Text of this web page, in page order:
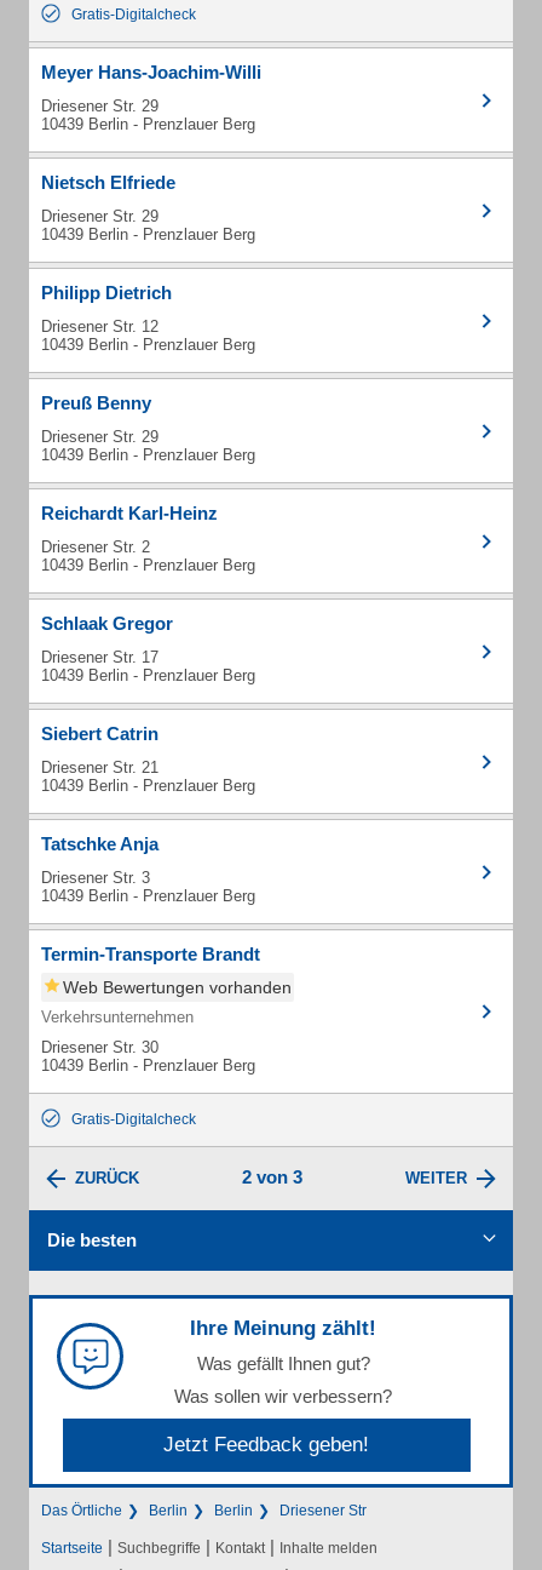
Gratis-Digitalcheck
Meyer Hans-Joachim-Willi
Driesener Str. 29
10439 Berlin - Prenzlauer Berg
Nietsch Elfriede
Driesener Str. 29
10439 Berlin - Prenzlauer Berg
Philipp Dietrich
Driesener Str. 12
10439 Berlin - Prenzlauer Berg
Preuß Benny
Driesener Str. 29
10439 Berlin - Prenzlauer Berg
Reichardt Karl-Heinz
Driesener Str. 2
10439 Berlin - Prenzlauer Berg
Schlaak Gregor
Driesener Str. 17
10439 Berlin - Prenzlauer Berg
Siebert Catrin
Driesener Str. 21
10439 Berlin - Prenzlauer Berg
Tatschke Anja
Driesener Str. 3
10439 Berlin - Prenzlauer Berg
Termin-Transporte Brandt
Web Bewertungen vorhanden
Verkehrsunternehmen
Driesener Str. 30
10439 Berlin - Prenzlauer Berg
Gratis-Digitalcheck
ZURÜCK 2 von 3 WEITER
Die besten
Ihre Meinung zählt!
Was gefällt Ihnen gut?
Was sollen wir verbessern?
Jetzt Feedback geben!
Das Örtliche Berlin Berlin Driesener Str
Startseite | Suchbegriffe | Kontakt | Inhalte melden